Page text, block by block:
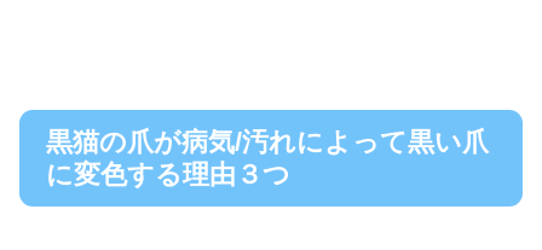
黒猫の爪が病気/汚れによって黒い爪
に変色する理由３つ